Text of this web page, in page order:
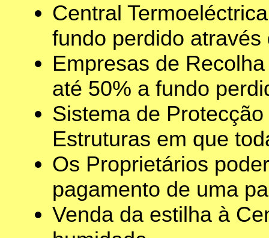
Central
fundo perdido
Empresas de
até 50% a fundo
Sistema de
Estruturas em que
Os Proprietários
pagamento de uma
Venda da estilha à